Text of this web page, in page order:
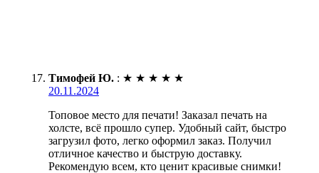
Тимофей Ю. : ★ ★ ★ ★ ★
20.11.2024
Топовое место для печати! Заказал печать на
холсте, всё прошло супер. Удобный сайт, быстро
загрузил фото, легко оформил заказ. Получил
отличное качество и быструю доставку.
Рекомендую всем, кто ценит красивые снимки!